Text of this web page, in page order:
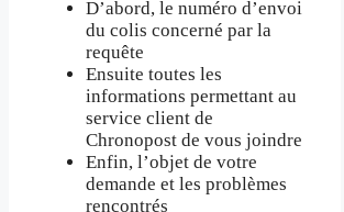
D’abord, le numéro d’envoi
du colis concerné par la
requête
Ensuite toutes les
informations permettant au
service client de
Chronopost de vous joindre
Enfin, l’objet de votre
demande et les problèmes
rencontrés